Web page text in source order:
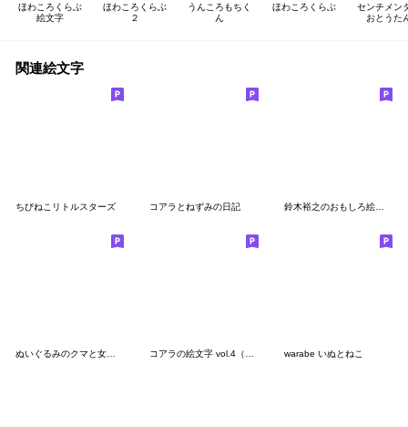
ほわころくらぶ
絵文字
ほわころくらぶ
２
うんころもちく
ん
ほわころくらぶ
センチメン
おとうた
関連絵文字
ちびねこリトルスターズ コアラとねずみの日記 鈴木裕之のおもしろ絵文字
ぬいぐるみのクマと女の子のかわいい絵文字 コアラの絵文字 vol.4（リメイク版） warabe いぬとねこ